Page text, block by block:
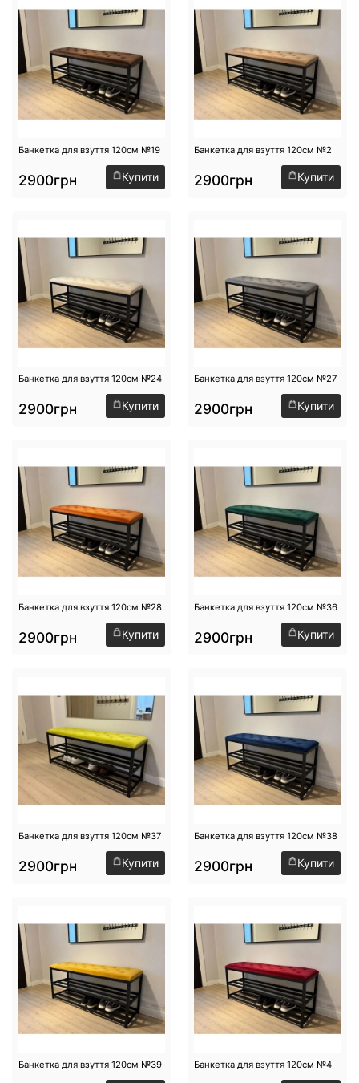
Банкетка для взуття 120см №19
2900грн Купити
Банкетка для взуття 120см №2
2900грн Купити
Банкетка для взуття 120см №24
2900грн Купити
Банкетка для взуття 120см №27
2900грн Купити
Банкетка для взуття 120см №28
2900грн Купити
Банкетка для взуття 120см №36
2900грн Купити
Банкетка для взуття 120см №37
2900грн Купити
Банкетка для взуття 120см №38
2900грн Купити
Банкетка для взуття 120см №39 Банкетка для взуття 120см №4